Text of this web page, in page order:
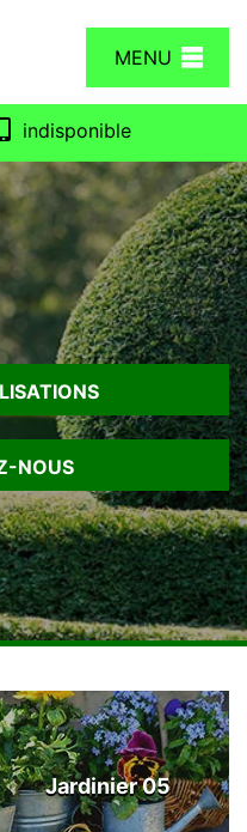
MENU
indisponible
NOUS
Jardinier 05